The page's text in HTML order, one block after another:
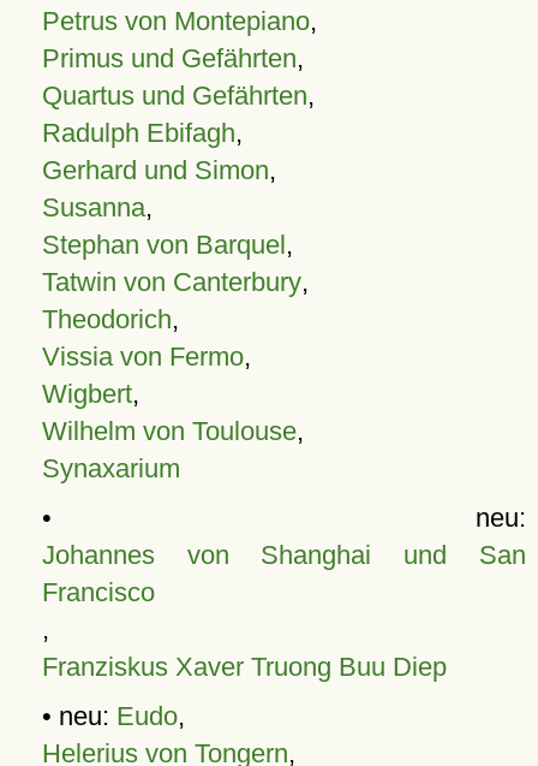
Petrus von Montepiano,
Primus und Gefährten,
Quartus und Gefährten,
Radulph Ebifagh,
Gerhard und Simon,
Susanna,
Stephan von Barquel,
Tatwin von Canterbury,
Theodorich,
Vissia von Fermo,
Wigbert,
Wilhelm von Toulouse,
Synaxarium
• neu:
Johannes von Shanghai und San
Francisco
,
Franziskus Xaver Truong Buu Diep
• neu: Eudo,
Helerius von Tongern,